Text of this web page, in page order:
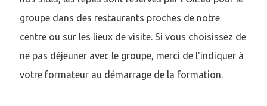
groupe dans des restaurants proches de notre
centre ou sur les lieux de visite. Si vous choisissez de
ne pas déjeuner avec le groupe, merci de l'indiquer à
votre formateur au démarrage de la formation.